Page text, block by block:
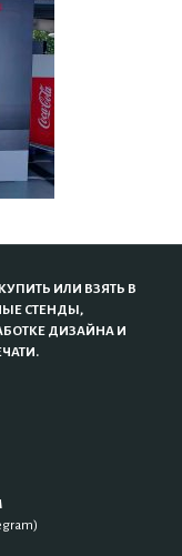
ИЛИ ВЗЯТЬ В
СТЕНДЫ,
ДИЗАЙНА И